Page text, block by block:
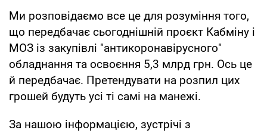
Ми розповідаємо все це для розуміння того,
що передбачає сьогоднішній проєкт Кабміну і
МОЗ із закупівлі "антикоронавірусного"
обладнання та освоєння 5,3 млрд грн. Ось це
й передбачає. Претендувати на розпил цих
грошей будуть усі ті самі на манежі.
За нашою інформацією, зустрічі з